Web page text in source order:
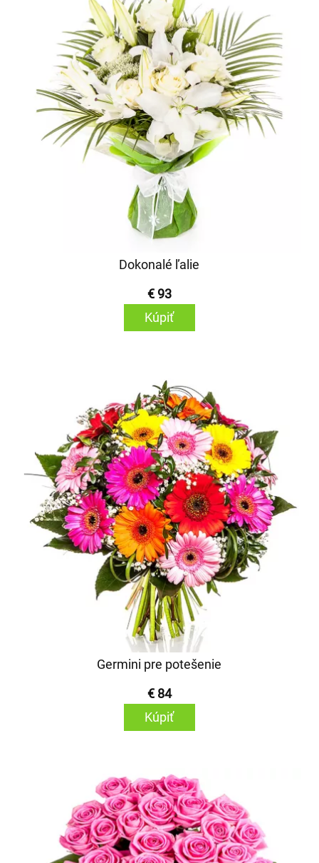
Dokonalé ľalie
€ 93
Kúpiť
Germini pre potešenie
€ 84
Kúpiť